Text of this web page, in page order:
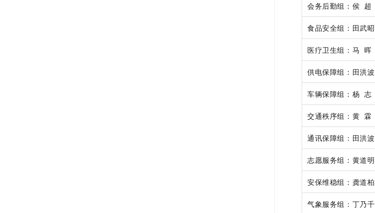
会务后勤组：侯 超
食品安全组：田武昭
医疗卫生组：马 晖
供电保障组：田洪波
车辆保障组：杨 志
交通秩序组：黄 霖
通讯保障组：田洪波
志愿服务组：黄道明
安保维稳组：龚道柏
气象服务组：丁乃千